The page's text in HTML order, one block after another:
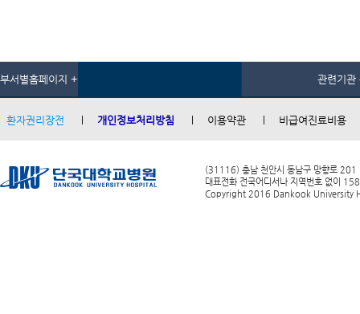
부서별홈페이지 + 관련기관
환자권리장전 개인정보처리방침 이용약관 비급여진료비용
(31116) 충남 천안시 동남구 망향로 201
대표전화 전국어디서나 지역번호 없이
Copyright 2016 Dankook University